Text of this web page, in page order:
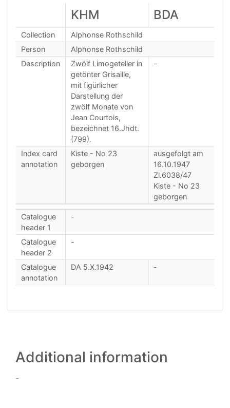
KHM BDA
Collection
Alphonse Rothschild
Person
Alphonse Rothschild
Description
Zwölf Limogeteller in
getönter Grisaille,
mit figürlicher
Darstellung der
zwölf Monate von
Jean Courtois,
bezeichnet 16.Jhdt.
(799).
-
Index card
annotation
Kiste - No 23
geborgen
ausgefolgt am
16.10.1947
Zl.6038/47
Kiste - No 23
geborgen
Catalogue
header 1
-
Catalogue
header 2
-
Catalogue
annotation
DA 5.X.1942 -
Additional information
-